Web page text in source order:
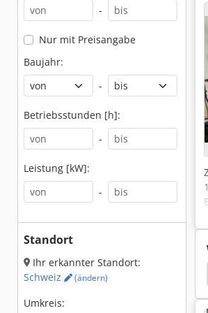
-
Nur mit Preisangabe
Baujahr:
-
Betriebsstunden [h]:
-
Leistung [kW]:
-
Standort
Ihr erkannter Standort:
Schweiz
(ändern)
Umkreis:
Boge Airomax Boge Autotronic